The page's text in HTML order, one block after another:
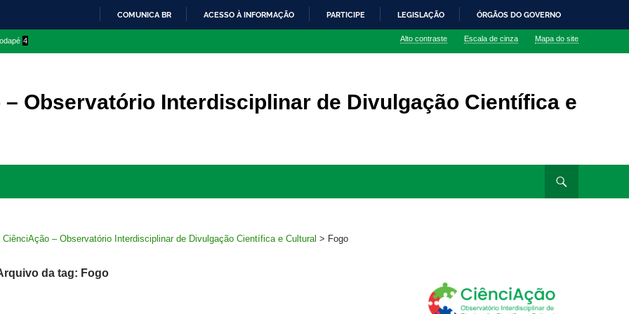
O
COMUNICA BR ACESSO À INFORMAÇÃO PARTICIPE LEGISLAÇÃO ÓRGÃOS DO GOVERNO
4 Alto contraste Escala de cinza Mapa do site
– Observatório Interdisciplinar de Divulgação Científica e
CiênciAção – Observatório Interdisciplinar de Divulgação Científica e Cultural > Fogo
da tag: Fogo